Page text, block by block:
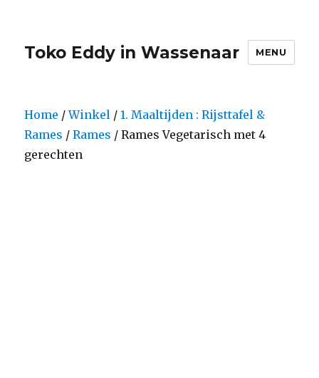
Toko Eddy in Wassenaar MENU
Home /Winkel /1. Maaltijden : Rijsttafel &
Rames /Rames / Rames Vegetarisch met 4
gerechten